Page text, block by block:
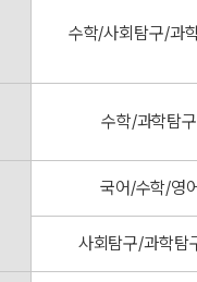
수학/사회탐구/과
수학/과학탐구
국어/수학/영
사회탐구/과학탐